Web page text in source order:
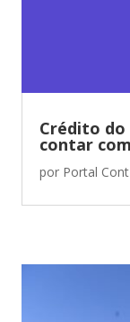
Crédito do
contar
por Portal